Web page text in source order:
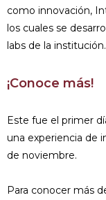
como innovación,
los cuales se
labs de la institución.
¡Conoce más!
Este fue el primer
una experiencia de
de noviembre.
Para conocer más